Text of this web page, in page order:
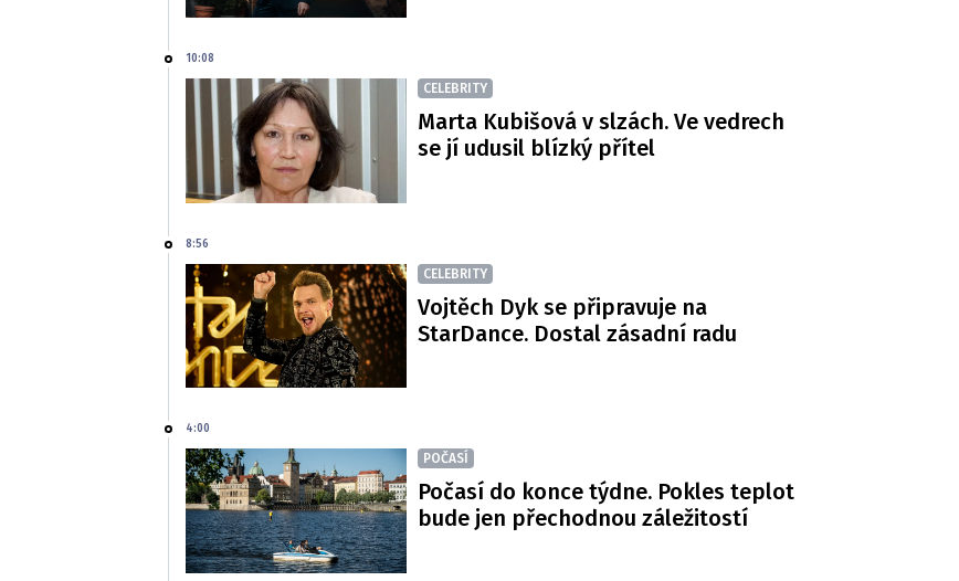
10:08
CELEBRITY
Marta Kubišová v slzách. Ve vedrech
se jí udusil blízký přítel
8:56
CELEBRITY
Vojtěch Dyk se připravuje na
StarDance. Dostal zásadní radu
4:00
POČASÍ
Počasí do konce týdne. Pokles teplot
bude jen přechodnou záležitostí